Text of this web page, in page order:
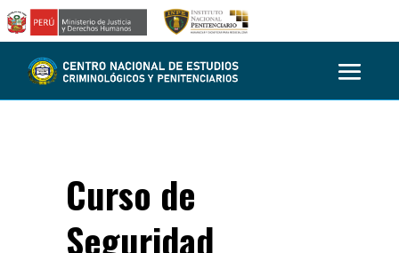
Curso de
Seguridad